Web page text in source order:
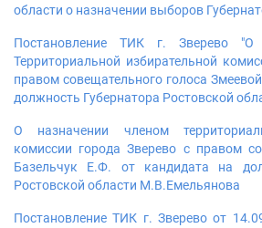
области о назначении выборов
Постановление ТИК г. Зверево "О
Территориальной избирательной
правом совещательного голоса
должность Губернатора Ростовской
О назначении членом
комиссии города Зверево с правом
Базельчук Е.Ф. от кандидата на
Ростовской области М.В.Емельянова
Постановление ТИК г. Зверево от